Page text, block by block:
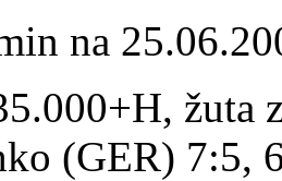
na
žuta
(GER)